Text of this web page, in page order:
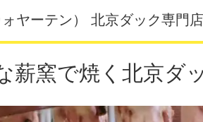
ヤーテン） 北京ダック専門
薪窯で焼く北京ダ